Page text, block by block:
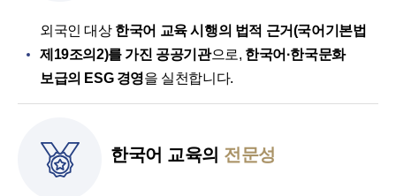
외국인 대상 한국어 교육 시행의 법적 근거(국어기본법
제19조의2)를 가진 공공기관으로, 한국어·한국문화
보급의 ESG 경영을 실천합니다.
한국어 교육의 전문성